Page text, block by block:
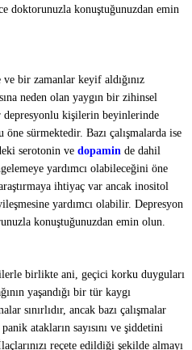
doktorunuzla konuştuğunuzdan emin
bir zamanlar keyif aldığınız
neden olan yaygın bir zihinsel
depresyonlu kişilerin beyinlerinde
sürmektedir. Bazı çalışmalarda ise
serotonin ve dopamin de dahil
yardımcı olabileceğini öne
ihtiyaç var ancak inositol
yardımcı olabilir. Depresyon
konuştuğunuzdan emin olun.
birlikte ani, geçici korku duyguları
yaşandığı bir tür kaygı
sınırlıdır, ancak bazı çalışmalar
atakların sayısını ve şiddetini
reçete edildiği şekilde almayı